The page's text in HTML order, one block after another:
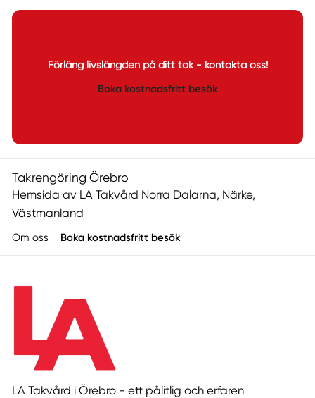
Förläng livslängden på ditt tak - kontakta oss!
Boka kostnadsfritt besök
Takrengöring Örebro
Hemsida av LA Takvård Norra Dalarna, Närke,
Västmanland
Om oss Boka kostnadsfritt besök
LA Takvård i Örebro - ett pålitlig och erfaren